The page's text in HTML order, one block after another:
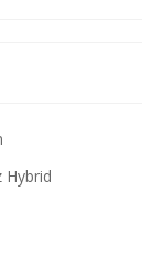
Hybrid